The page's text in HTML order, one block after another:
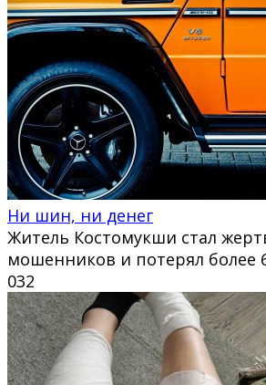
Ни шин, ни денег
Житель Костомукши стал
мошенников и потерял более
032